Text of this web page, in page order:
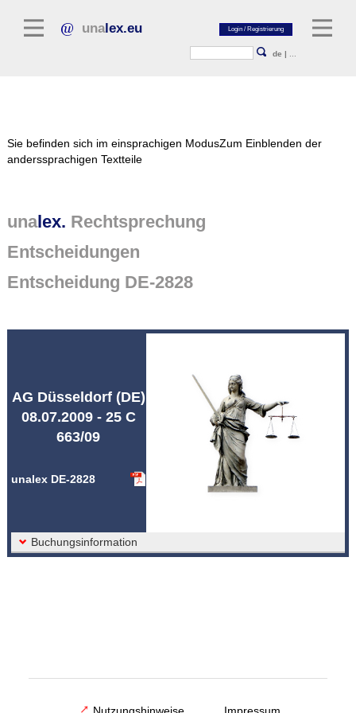
unalex.eu
de |
Normtexte
Rechtsprechung
Sie befinden sich im einsprachigen ModusZum Einblenden der
anderssprachigen Textteile
unalex. Rechtsprechung
Entscheidungen
Entscheidung DE-2828
AG Düsseldorf (DE)
08.07.2009 - 25 C
663/09
unalex DE-2828
Buchungsinformation
Nutzungshinweise Impressum